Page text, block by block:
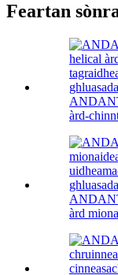
Feartan
àrd-
àrd